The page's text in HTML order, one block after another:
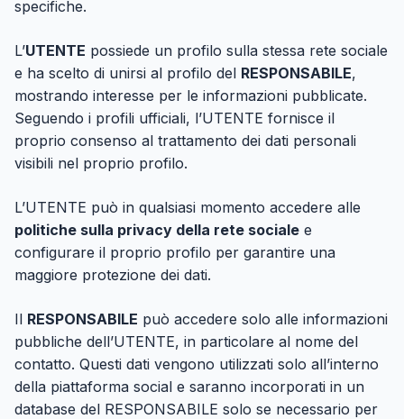
specifiche.
L’UTENTE possiede un profilo sulla stessa rete sociale
e ha scelto di unirsi al profilo del RESPONSABILE,
mostrando interesse per le informazioni pubblicate.
Seguendo i profili ufficiali, l’UTENTE fornisce il
proprio consenso al trattamento dei dati personali
visibili nel proprio profilo.
L’UTENTE può in qualsiasi momento accedere alle
politiche sulla privacy della rete sociale e
configurare il proprio profilo per garantire una
maggiore protezione dei dati.
Il RESPONSABILE può accedere solo alle informazioni
pubbliche dell’UTENTE, in particolare al nome del
contatto. Questi dati vengono utilizzati solo all’interno
della piattaforma social e saranno incorporati in un
database del RESPONSABILE solo se necessario per